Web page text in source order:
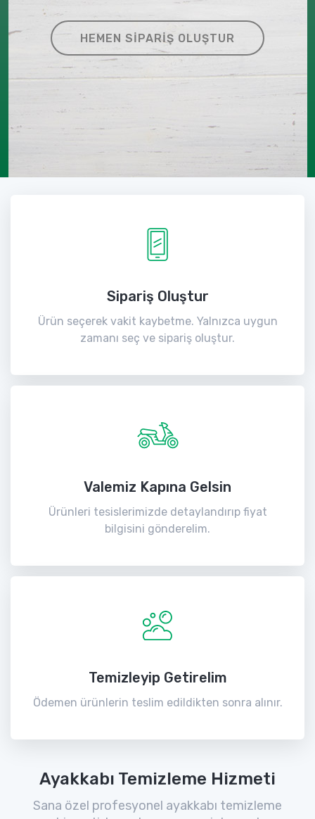
HEMEN SIPARIŞ OLUŞTUR
Sipariş Oluştur
Ürün seçerek vakit kaybetme. Yalnızca uygun
zamanı seç ve sipariş oluştur.
Valemiz Kapına Gelsin
Ürünleri tesislerimizde detaylandırıp fiyat
bilgisini gönderelim.
Temizleyip Getirelim
Ödemen ürünlerin teslim edildikten sonra alınır.
Ayakkabı Temizleme Hizmeti
Sana özel profesyonel ayakkabı temizleme